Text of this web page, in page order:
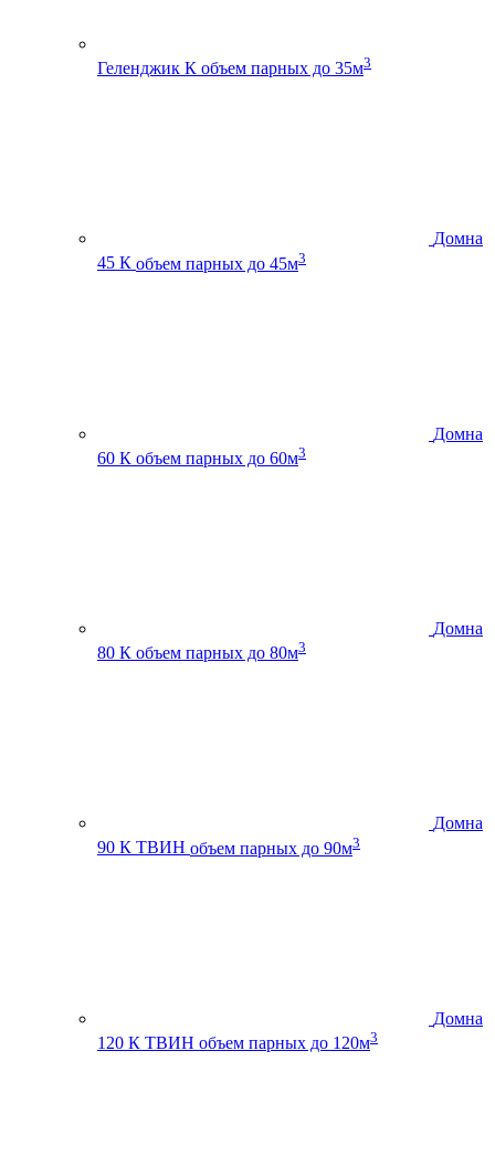
Геленджик К объем парных до 35м3
Домна
45 К объем парных до 45м3
Домна
60 К объем парных до 60м3
Домна
80 К объем парных до 80м3
Домна
90 К ТВИН объем парных до 90м3
Домна
120 К ТВИН объем парных до 120м3